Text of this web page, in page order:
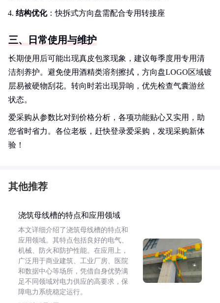
结构优化：快拆式方向盘需配合专用转接座
三、日常使用与维护
长期使用后可能出现真皮包浆现象，建议每季度用专用清
洁剂养护。避免使用酒精类溶剂擦拭，方向盘LOGO区域镀
层易被硬物刮花。转向时若出现异响，优先检查气囊游丝
状态。
爱采购从参数比对到价格分析，各项功能贴心又实用，助
您省时省力。各位老板，赶快登录爱采购，发现采购新体
验！
其他推荐
浇筑母线槽的特点和应用领域
本文详细介绍了浇筑母线槽的特点和
应用领域。其特点包括良好的电气、
机械、防火和防护性能。在应用上，
广泛用于商业建筑、工业厂房、医院
和数据中心等场所，凭借自身优势满
足不同领域对电力供应的高要求，保
障电力系统稳定运行。